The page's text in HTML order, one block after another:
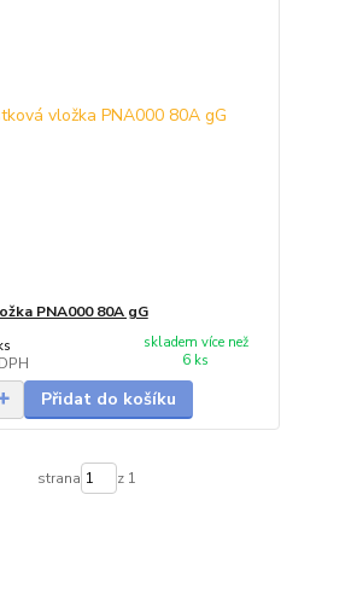
PNA000 80A gG
skladem více než
6 ks
Přidat do košíku
strana z 1